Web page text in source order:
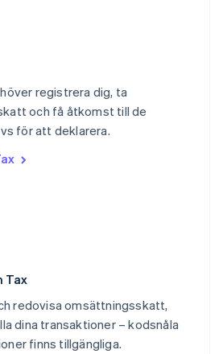
registrera dig, ta
och få åtkomst till de
för att deklarera.
Tax
redovisa omsättningsskatt,
dina transaktioner – kodsnåla
finns tillgängliga.
English